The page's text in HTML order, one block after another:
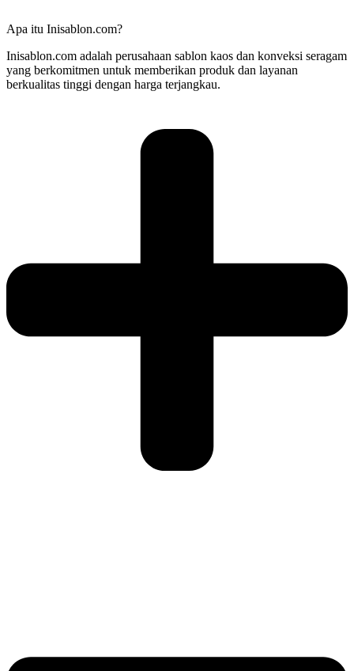
Apa itu Inisablon.com?
Inisablon.com adalah perusahaan sablon kaos dan konveksi seragam
yang berkomitmen untuk memberikan produk dan layanan
berkualitas tinggi dengan harga terjangkau.